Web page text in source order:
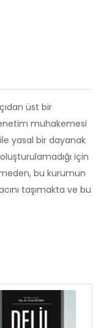
üst bir
muhakemesi
yasal bir dayanak
için
bu kurumun
taşımakta ve bu